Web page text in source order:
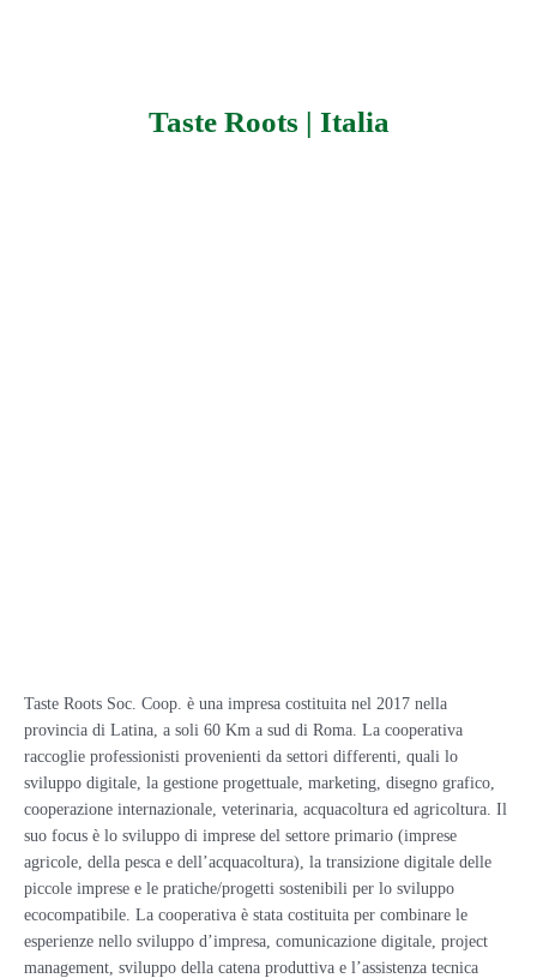
Taste Roots | Italia
Taste Roots Soc. Coop. è una impresa costituita nel 2017 nella
provincia di Latina, a soli 60 Km a sud di Roma. La cooperativa
raccoglie professionisti provenienti da settori differenti, quali lo
sviluppo digitale, la gestione progettuale, marketing, disegno grafico,
cooperazione internazionale, veterinaria, acquacoltura ed agricoltura. Il
suo focus è lo sviluppo di imprese del settore primario (imprese
agricole, della pesca e dell’acquacoltura), la transizione digitale delle
piccole imprese e le pratiche/progetti sostenibili per lo sviluppo
ecocompatibile. La cooperativa è stata costituita per combinare le
esperienze nello sviluppo d’impresa, comunicazione digitale, project
management, sviluppo della catena produttiva e l’assistenza tecnica